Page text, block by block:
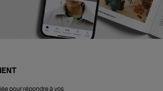
pour répondre à vos